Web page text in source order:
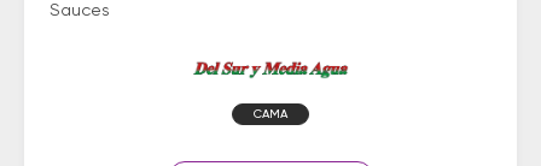
Sauces
CAMA